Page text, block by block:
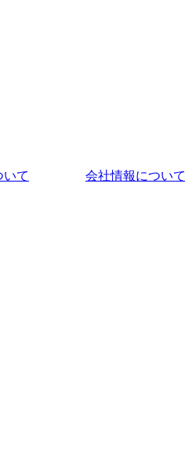
いて 会社情報について